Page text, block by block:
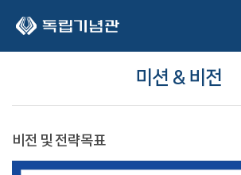
미션 & 비전
비전 및 전략목표